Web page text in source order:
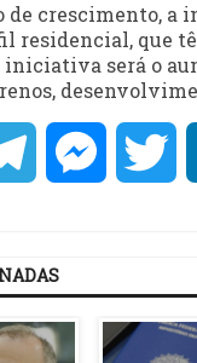
de crescimento, a
residencial, que
será o
Telegram